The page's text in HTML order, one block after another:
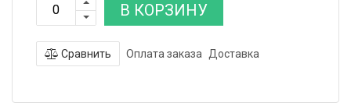
В КОРЗИНУ
Сравнить Оплата заказа Доставка